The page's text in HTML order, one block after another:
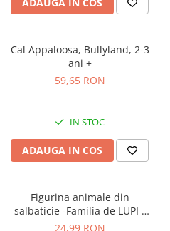
Cal Appaloosa, Bullyland, 2-3
ani +
59,65 RON
IN STOC
ADAUGA IN COS
Figurina animale din
salbaticie -Familia de LUPI -
mama si tata
24,99 RON